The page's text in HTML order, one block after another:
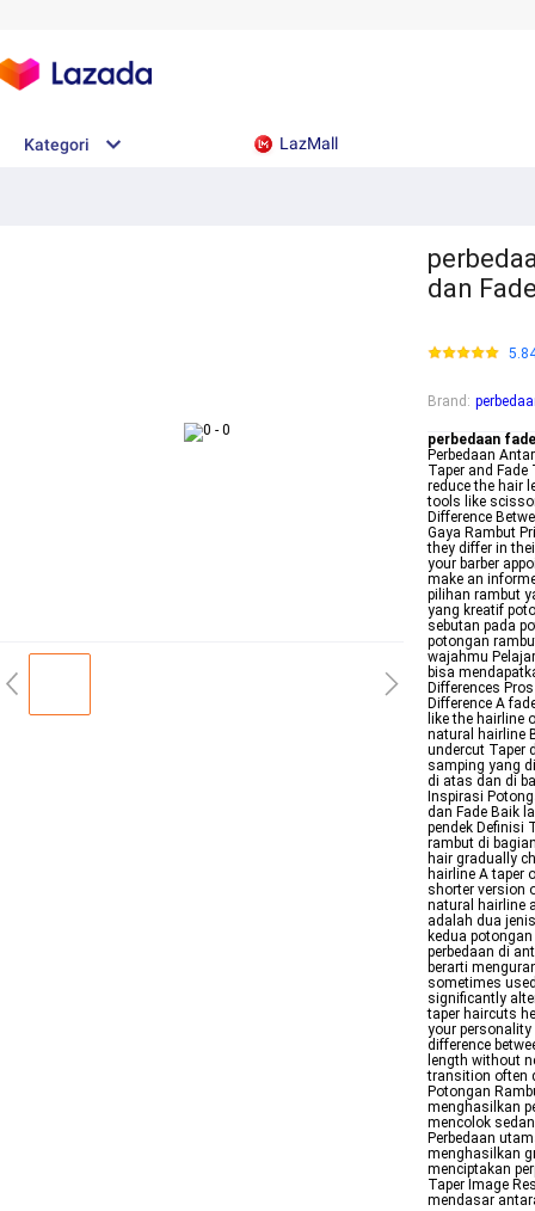
Kategori LazMall
dan
Brand :
perbedaan
Perbedaan
Taper and
reduce the hair
tools like
Difference
Gaya Rambut
they differ in
your barber
make an
pilihan rambut
yang kreatif
sebutan pada
potongan
wajahmu
bisa
Differences
Difference A
like the hairline
natural hairline
undercut Taper
samping yang
di atas dan di
Inspirasi
dan Fade Baik
pendek Definisi
rambut di
hair gradually
hairline A taper
shorter version
natural hairline
adalah dua
kedua
perbedaan di
berarti
sometimes
significantly
taper haircuts
your personality
difference
length without
transition often
Potongan
menghasilkan
mencolok
Perbedaan
menghasilkan
menciptakan
Taper Image
mendasar